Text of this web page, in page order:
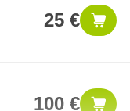
25 €
100 €